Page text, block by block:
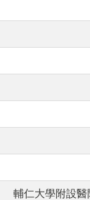
輔仁大學附設